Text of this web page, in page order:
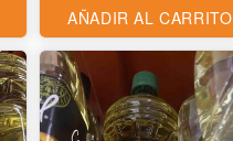
AÑADIR AL CARRITO